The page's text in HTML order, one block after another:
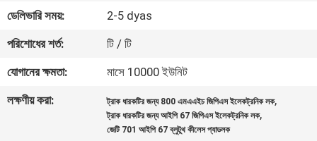
মান
নিয়ন্ত্রণ
যোগাযোগ
করুন
ডেলিভারি সময়:
2-5 dyas
পরিশোধের শর্ত:
টি / টি
যোগানের ক্ষমতা:
মাসে 10000 ইউনিট
লক্ষণীয় করা:
ট্রাক ধারকটির জন্য 800 এমএএইচ জিপিএস ইলেকট্রনিক লক,
ট্রাক ধারকটির জন্য আইপি 67 জিপিএস ইলেকট্রনিক লক,
জেটি 701 আইপি 67 ব্লুটুথ কীলেস প্যাডলক